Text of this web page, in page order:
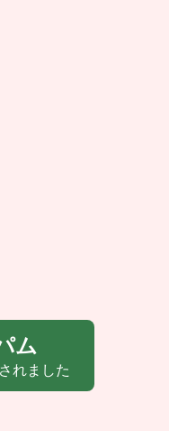
ム
れました